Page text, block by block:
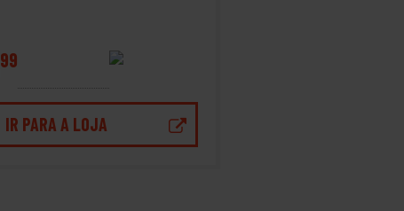
99
IR PARA A LOJA